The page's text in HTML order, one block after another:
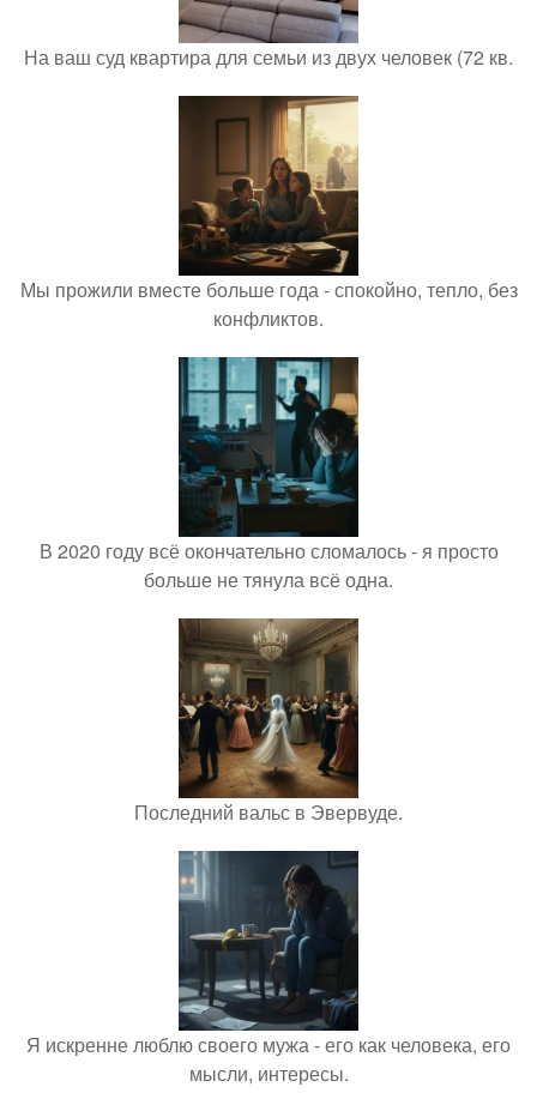
На ваш суд квартира для семьи из двух человек (72 кв.
Мы прожили вместе больше года - спокойно, тепло, без
конфликтов.
В 2020 году всё окончательно сломалось - я просто
больше не тянула всё одна.
Последний вальс в Эвервуде.
Я искренне люблю своего мужа - его как человека, его
мысли, интересы.